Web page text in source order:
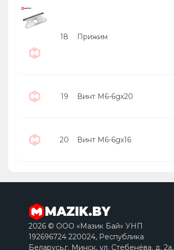
18 Прижим
19 Винт М6-6gх20
20 Винт М6-6gх16
MAZIK.BY
2026 © ООО «Мазик Бай» УНП
192696724 220024, Республика
Беларусь,г. Минск, ул. Стебенёва, д. 2a,